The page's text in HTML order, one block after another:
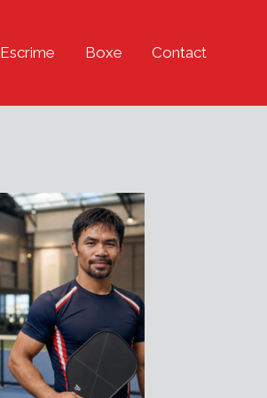
Escrime Boxe Contact